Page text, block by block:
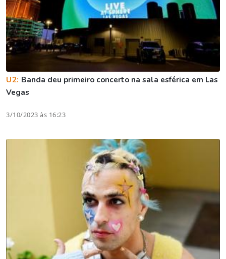
U2: Banda deu primeiro concerto na sala esférica em Las
Vegas
3/10/2023 às 16:23